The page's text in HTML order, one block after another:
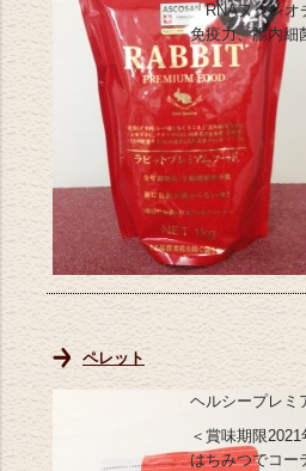
「RNAヌクレオ
免疫力、腸内細
ペレット
ヘルシープレミ
＜賞味期限
はちみつでコー